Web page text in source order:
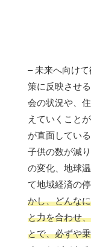
– 未来へ向け
策に反映させ
会の状況や、
えていくこと
が直面してい
子供の数が減
の変化、地球
て地域経済の
かし、どんな
と力を合わせ
とで、必ずや